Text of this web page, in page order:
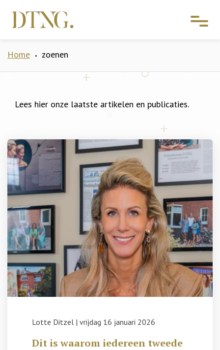
Home • zoenen
Lees hier onze laatste artikelen en publicaties.
Lotte Ditzel | vrijdag 16 januari 2026
Dit is waarom iedereen tweede